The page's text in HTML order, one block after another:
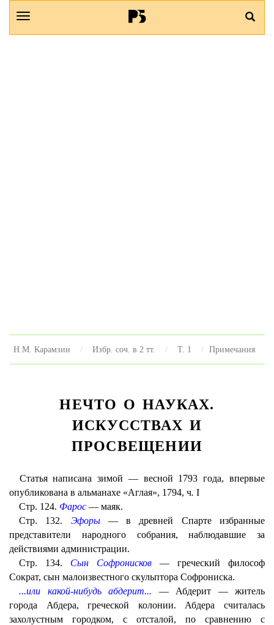
Н.М. Карамзин Избр. соч. в 2 тт. Т. 1 Примечания
НЕЧТО О НАУКАХ.
ИСКУССТВАХ И
ПРОСВЕЩЕНИИ
Статья написана зимой — весной 1793 года, впервые
опубликована в альманахе «Аглая», 1794, ч. I
Стр. 124. Фарос — маяк.
Стр. 132. Эфоры— в древней Спарте избранные
представители народного собрания, наблюдавшие за
действиями администрации.
Стр. 134. Сын Софронисков — греческий философ
Сократ, сын малоизвестного скульптора Софрониска.
...или какой-нибудь абдерит... — Абдерит — житель
города Абдера, греческой колонии. Абдера считалась
захолустным городком, с отсталой, по сравнению с